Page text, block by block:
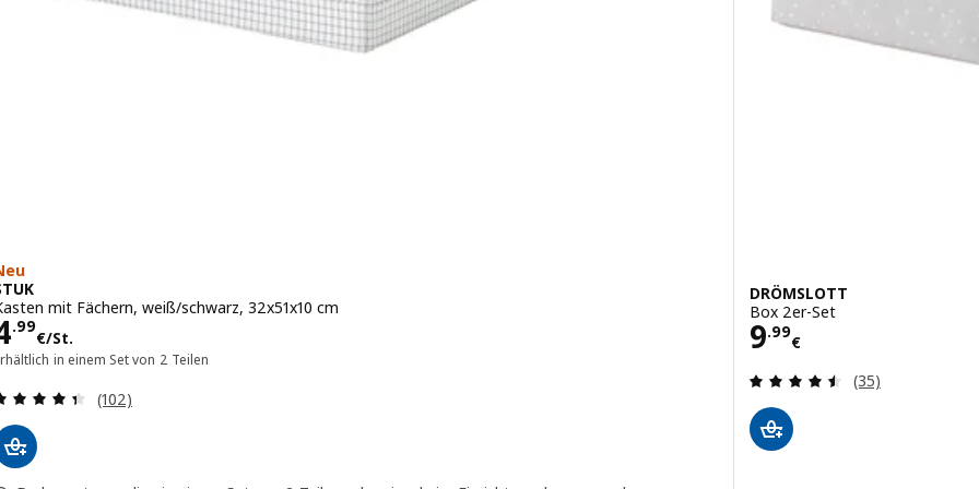
mit Fächern, weiß/schwarz, 32x51x10 cm
.99
€/St.4.99€/St.
in einem Set von 2 Teilen
Bewertungen: 4.4 von 5 Sternen. Bewertungen insgesamt:
(102)
DRÖMSLOTT
Box 2er-Set
9.99
€
Preis 9.99€
Bewertungen:
(35)